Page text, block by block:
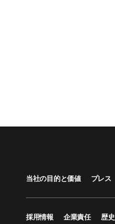
当社の目的と価値 プレス
採用情報 企業責任 歴史